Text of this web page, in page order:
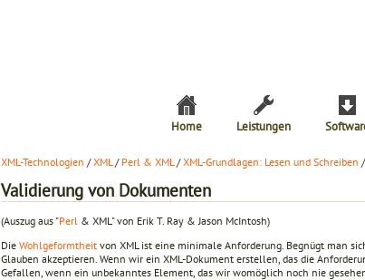
Home Leistungen
XML-Technologien /XML/ Perl & XML/XML-Grundlagen: Lesen und Schreiben
Validierung von Dokumenten
(Auszug aus "Perl & XML" von Erik T. Ray & Jason McIntosh)
Die Wohlgeformtheit von XML ist eine minimale Anforderung. Begnügt man
Glauben akzeptieren. Wenn wir ein XML-Dokument erstellen, das die
Gefallen, wenn ein unbekanntes Element, das wir womöglich noch nie